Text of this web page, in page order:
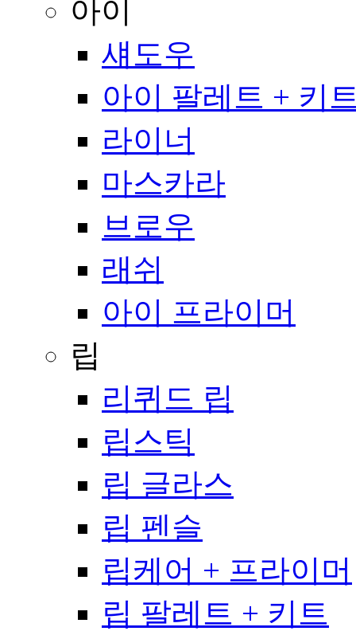
아이
섀도우
아이 팔레트 + 키
라이너
마스카라
브로우
래쉬
아이 프라이머
립
리퀴드 립
립스틱
립 글라스
립 펜슬
립케어 + 프라이머
립 팔레트 + 키트